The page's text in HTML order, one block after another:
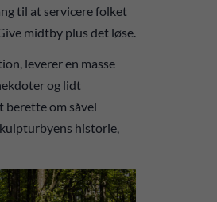
til at servicere folket
midtby plus det løse.
leverer en masse
og lidt
berette om såvel
historie,